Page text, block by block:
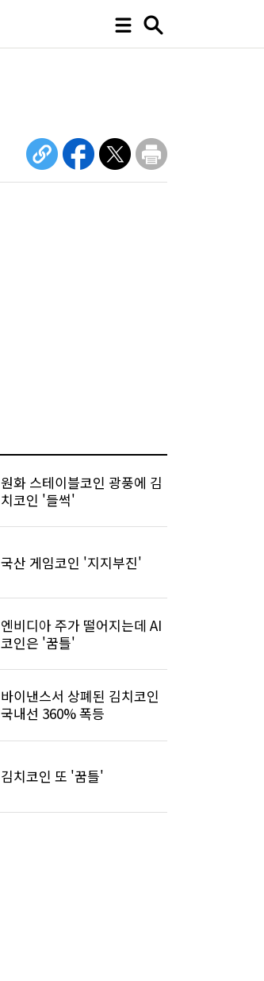
원화 스테이블코인 광풍에 김
치코인 '들썩'
국산 게임코인 '지지부진'
엔비디아 주가 떨어지는데 AI
코인은 '꿈틀'
바이낸스서 상폐된 김치코인
국내선 360% 폭등
김치코인 또 '꿈틀'